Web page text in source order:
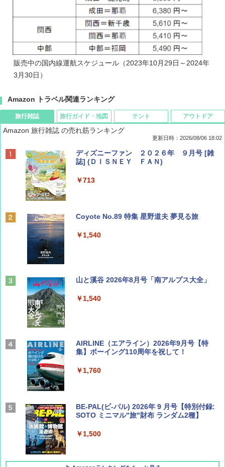
販売中の国内線運航スケジュール（2023年10月29日～2024年
3月30日）
Amazon トラベル関連ランキング
旅行雑誌
Amazon 旅行雑誌 の売れ筋ランキング
更新日時：2026/08/06 18:02
ディズニーファン ２０２６年 ９月号 [雑
誌] (ＤＩＳＮＥＹ ＦＡＮ)
￥713
Coyote No.89 特集 星野道夫 夢見る旅
￥1,540
山と溪谷 2026年8月号「南アルプス大全」
￥1,540
AIRLINE（エアライン）2026年9月号【特
集】ボーイング110周年を祝して！
￥1,760
BE-PAL(ビ-パル) 2026年 9 月号【特別付録:
SOTO ミニマル"旅"財布 ランダム2種】
￥1,500
旅行ガイド・地図 テント アウトドア